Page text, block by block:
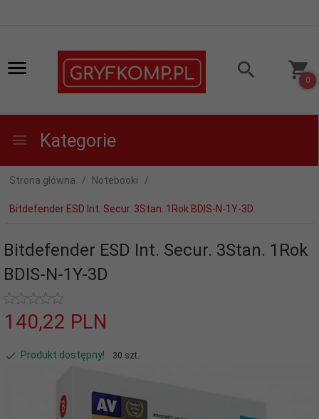
0
Kategorie
Strona główna Notebooki
Bitdefender ESD Int. Secur. 3Stan. 1Rok BDIS-N-1Y-3D
Bitdefender ESD Int. Secur. 3Stan. 1Rok
BDIS-N-1Y-3D
140,22 PLN
Produkt dostępny! 30 szt.